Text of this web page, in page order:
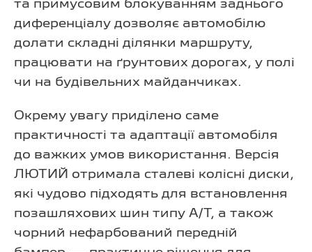
та примусовим блокуванням заднього
диференціалу дозволяє автомобілю
долати складні ділянки маршруту,
працювати на ґрунтових дорогах, у полі
чи на будівельних майданчиках.
Окрему увагу приділено саме
практичності та адаптації автомобіля
до важких умов використання. Версія
ЛЮТИЙ отримала сталеві колісні диски,
які чудово підходять для встановлення
позашляхових шин типу А/Т, а також
чорний нефарбований передній